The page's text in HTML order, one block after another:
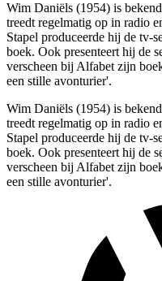
Wim Daniëls (1954) is
treedt regelmatig op in radio
Stapel produceerde hij de tv-
boek. Ook presenteert hij de
verscheen bij Alfabet zijn
een stille avonturier'.
Wim Daniëls (1954) is
treedt regelmatig op in radio
Stapel produceerde hij de tv-
boek. Ook presenteert hij de
verscheen bij Alfabet zijn
een stille avonturier'.